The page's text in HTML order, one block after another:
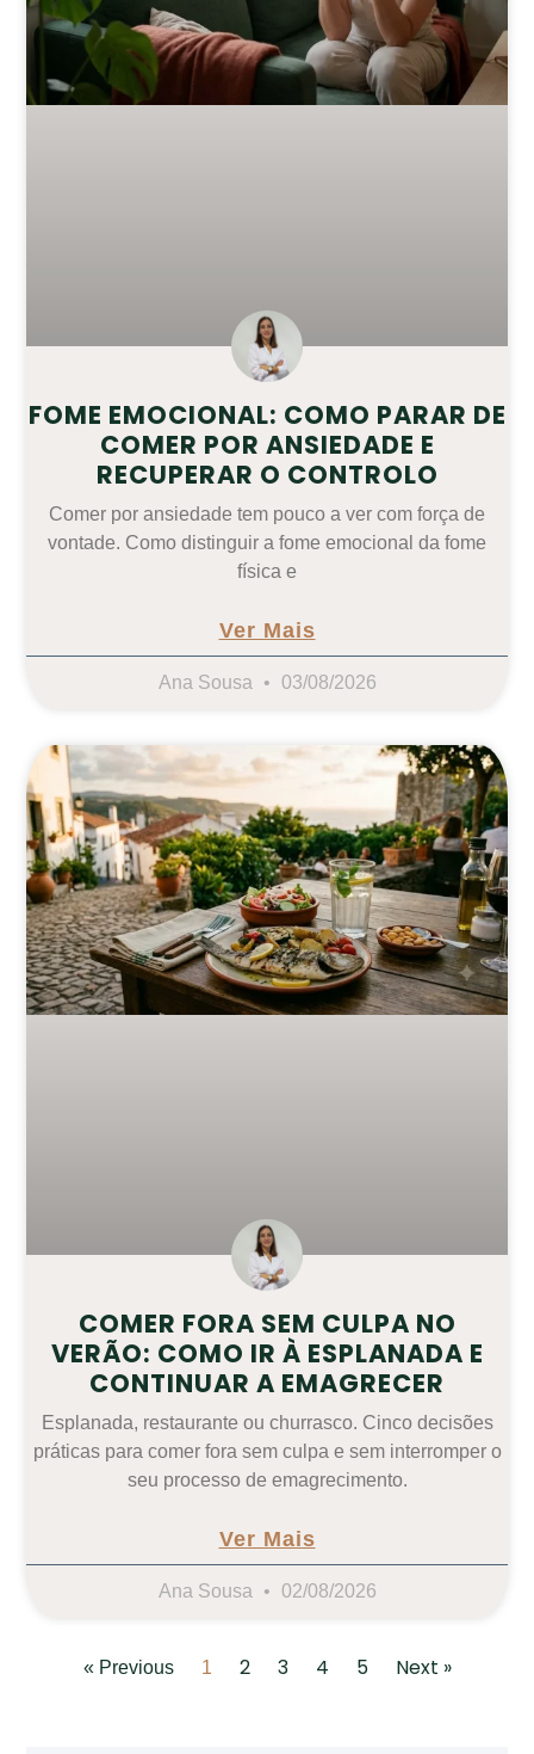
FOME EMOCIONAL: COMO PARAR DE
COMER POR ANSIEDADE E
RECUPERAR O CONTROLO
Comer por ansiedade tem pouco a ver com força de
vontade. Como distinguir a fome emocional da fome
física e
Ver Mais
Ana Sousa 03/08/2026
COMER FORA SEM CULPA NO
VERÃO: COMO IR À ESPLANADA E
CONTINUAR A EMAGRECER
Esplanada, restaurante ou churrasco. Cinco decisões
práticas para comer fora sem culpa e sem interromper o
seu processo de emagrecimento.
Ver Mais
Ana Sousa 02/08/2026
« Previous 1 2 3 4 5 Next »